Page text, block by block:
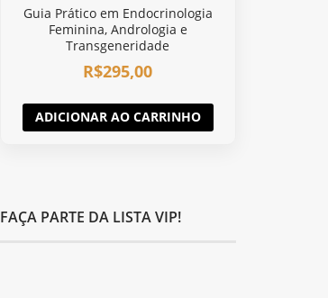
Guia Prático em Endocrinologia
Feminina, Andrologia e
Transgeneridade
R$295,00
ADICIONAR AO CARRINHO
FAÇA PARTE DA LISTA VIP!